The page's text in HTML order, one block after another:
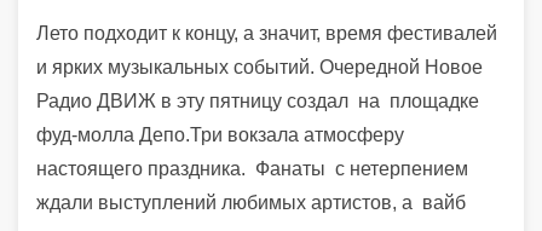
Лето подходит к концу, а значит, время фестивалей
и ярких музыкальных событий. Очередной Новое
Радио ДВИЖ в эту пятницу создал на площадке
фуд-молла Депо.Три вокзала атмосферу
настоящего праздника. Фанаты с нетерпением
ждали выступлений любимых артистов, а вайб